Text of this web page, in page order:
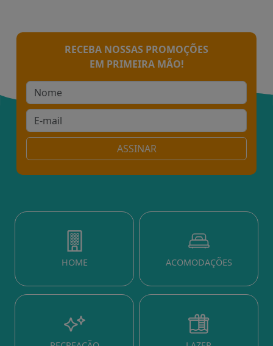
RECEBA NOSSAS PROMOÇÕES
EM PRIMEIRA MÃO!
ASSINAR
HOME ACOMODAÇÕES